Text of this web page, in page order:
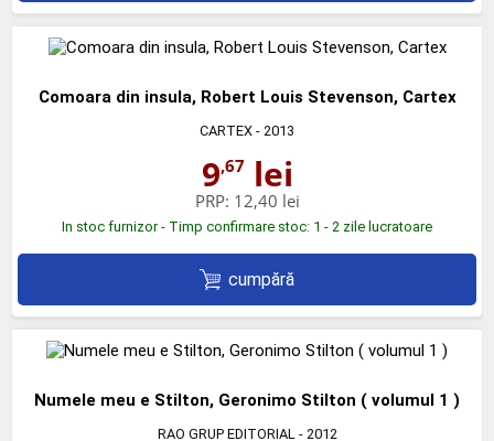
Comoara din insula, Robert Louis Stevenson, Cartex
CARTEX - 2013
9,67lei
PRP: 12,40 lei
In stoc furnizor - Timp confirmare stoc: 1 - 2 zile lucratoare
cumpără
Numele meu e Stilton, Geronimo Stilton ( volumul 1 )
RAO GRUP EDITORIAL- 2012